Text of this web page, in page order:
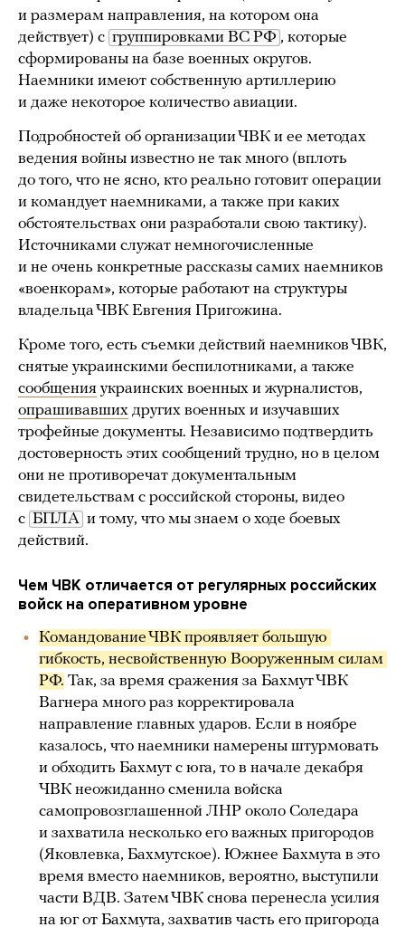
и размерам направления, на котором она
действует) с группировками ВС РФ , которые
сформированы на базе военных округов.
Наемники имеют собственную артиллерию
и даже некоторое количество авиации.
Подробностей об организации ЧВК и ее методах
ведения войны известно не так много (вплоть
до того, что не ясно, кто реально готовит операции
и командует наемниками, а также при каких
обстоятельствах они разработали свою тактику).
Источниками служат немногочисленные
и не очень конкретные рассказы самих наемников
«военкорам», которые работают на структуры
владельца ЧВК Евгения Пригожина.
Кроме того, есть съемки действий наемников ЧВК,
снятые украинскими беспилотниками, а также
сообщения украинских военных и журналистов,
опрашивавших других военных и изучавших
трофейные документы. Независимо подтвердить
достоверность этих сообщений трудно, но в целом
они не противоречат документальным
свидетельствам с российской стороны, видео
с БПЛА и тому, что мы знаем о ходе боевых
действий.
Чем ЧВК отличается от регулярных российских
войск на оперативном уровне
Командование ЧВК проявляет большую
гибкость, несвойственную Вооруженным силам
РФ. Так, за время сражения за Бахмут ЧВК
Вагнера много раз корректировала
направление главных ударов. Если в ноябре
казалось, что наемники намерены штурмовать
и обходить Бахмут с юга, то в начале декабря
ЧВК неожиданно сменила войска
самопровозглашенной ЛНР около Соледара
и захватила несколько его важных пригородов
(Яковлевка, Бахмутское). Южнее Бахмута в это
время вместо наемников, вероятно, выступили
части ВДВ. Затем ЧВК снова перенесла усилия
на юг от Бахмута, захватив часть его пригорода